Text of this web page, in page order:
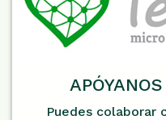
Puedes colaborar